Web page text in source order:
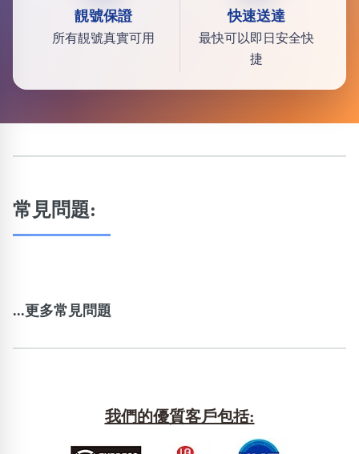
靚號保證
所有靚號真實可用
快速送達
最快可以即日安全快
捷
常見問題:
...更多常見問題
我們的優質客戶包括: